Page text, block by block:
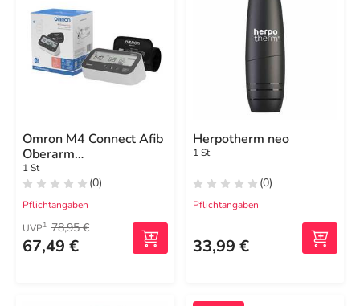
Omron M4 Connect Afib
Oberarm
Blutdruckmessgerät
1 St
(0)
Pflichtangaben
UVP1 78,95 €
67,49 €
Herpotherm neo
1 St
(0)
Pflichtangaben
33,99 €